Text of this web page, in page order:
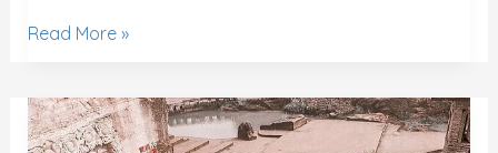
Read More »
Wisata
Tebing